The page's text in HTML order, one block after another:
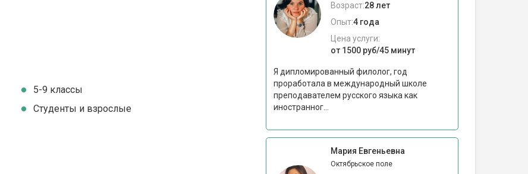
5-9 классы
Студенты и взрослые
Возраст:28 лет
Опыт:4 года
Цена услуги:
от 1500 руб/45 минут
Я дипломированный филолог, год
проработала в международный школе
преподавателем русского языка как
иностранног...
Мария Евгеньевна
Октябрьское поле